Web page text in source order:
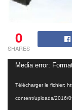
0
SHARES
Lecteur
Media error:
Télécharger le fichier:
content/uploads/2016/